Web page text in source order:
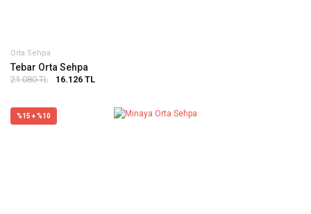
Orta Sehpa
Tebar Orta Sehpa
21.080 TL 16.126 TL
%15 + %10